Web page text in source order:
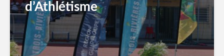
d’Athlétisme